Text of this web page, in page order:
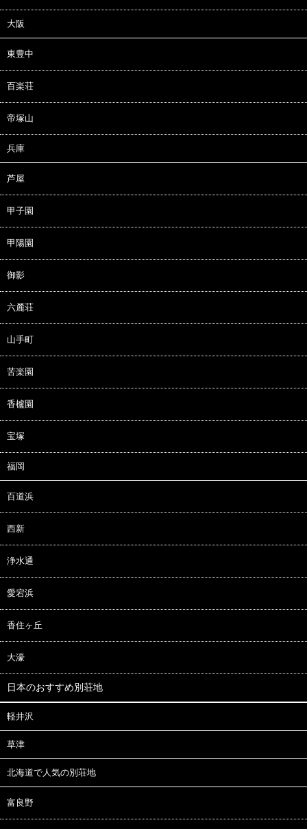
大阪
東豊中
百楽荘
帝塚山
兵庫
芦屋
甲子園
甲陽園
御影
六麓荘
山手町
苦楽園
香櫨園
宝塚
福岡
百道浜
西新
浄水通
愛宕浜
香住ヶ丘
大濠
日本のおすすめ別荘地
軽井沢
草津
北海道で人気の別荘地
富良野